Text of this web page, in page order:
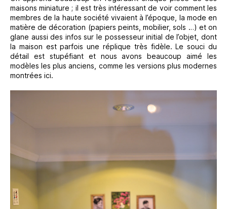
maisons miniature ; il est très intéressant de voir comment les
membres de la haute société vivaient à l’époque, la mode en
matière de décoration (papiers peints, mobilier, sols …) et on
glane aussi des infos sur le possesseur initial de l’objet, dont
la maison est parfois une réplique très fidèle. Le souci du
détail est stupéfiant et nous avons beaucoup aimé les
modèles les plus anciens, comme les versions plus modernes
montrées ici.